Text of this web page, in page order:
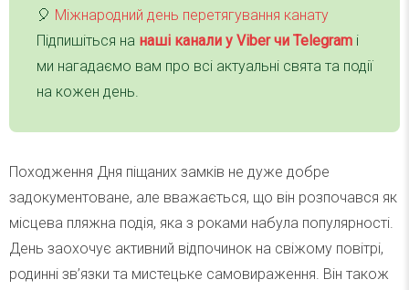
🎈 Міжнародний день перетягування канату
Підпишіться на наші канали у Viber чи Telegram і
ми нагадаємо вам про всі актуальні свята та події
на кожен день.
Походження Дня піщаних замків не дуже добре
задокументоване, але вважається, що він розпочався як
місцева пляжна подія, яка з роками набула популярності.
День заохочує активний відпочинок на свіжому повітрі,
родинні зв’язки та мистецьке самовираження. Він також